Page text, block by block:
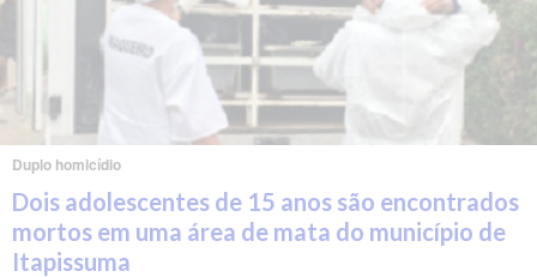
Duplo homicídio
Dois adolescentes de 15 anos são encontrados
mortos em uma área de mata do município de
Itapissuma